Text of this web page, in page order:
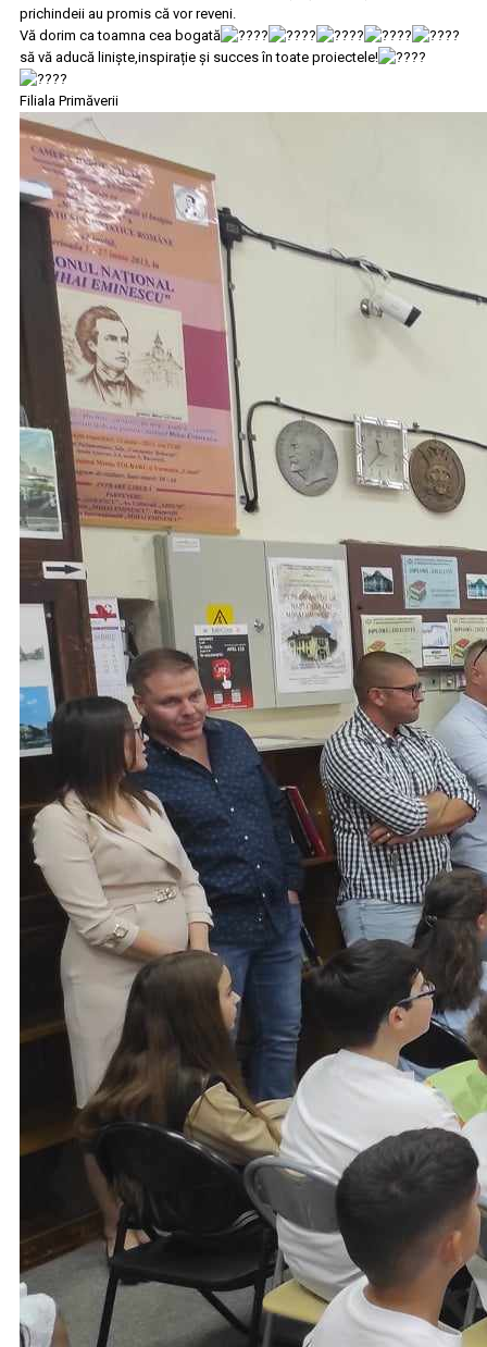
prichindeii au promis că vor reveni.
Vă dorim ca toamna cea bogată
să vă aducă linişte,inspirație şi succes în toate proiectele!
Filiala Primăverii